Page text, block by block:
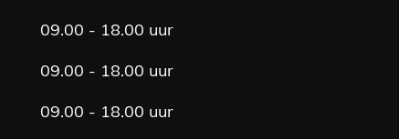
09.00 - 18.00 uur
09.00 - 18.00 uur
09.00 - 18.00 uur